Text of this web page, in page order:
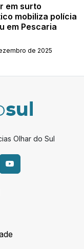
em surto
mobiliza polícia
em Pescaria
de 2025
Olhar do Sul